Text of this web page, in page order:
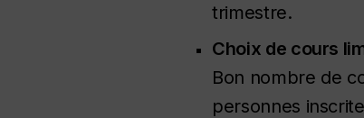
trimestre.
Choix de cours
Bon nombre de
personnes